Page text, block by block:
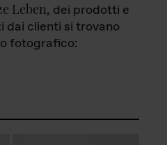
Leben, dei prodotti e
dai clienti si trovano
fotografico: